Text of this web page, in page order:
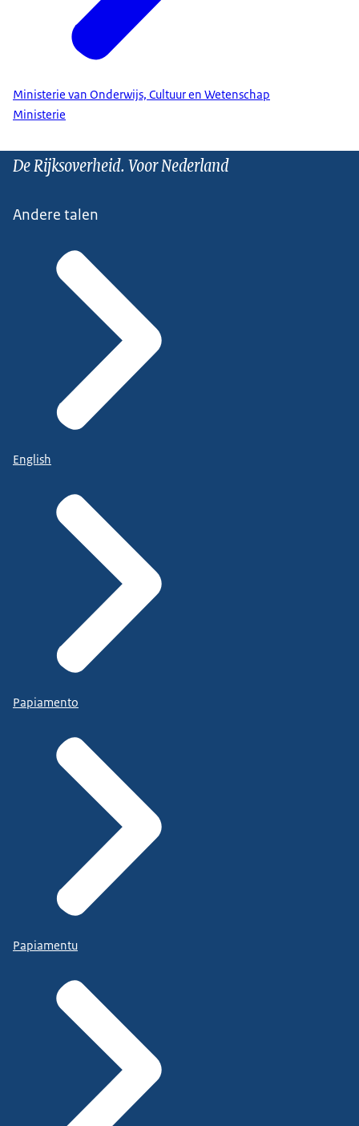
Ministerie van Onderwijs, Cultuur en Wetenschap
Ministerie
De Rijksoverheid. Voor Nederland
Andere talen
English
Papiamento
Papiamentu